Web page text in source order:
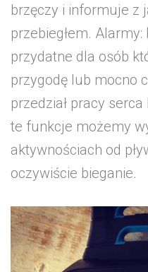
brzęczy i informuje z
przebiegłem. Alarmy:
przydatne dla osób
przygodę lub mocno
przedział pracy
te funkcje możemy
aktywnościach od
oczywiście bieganie.